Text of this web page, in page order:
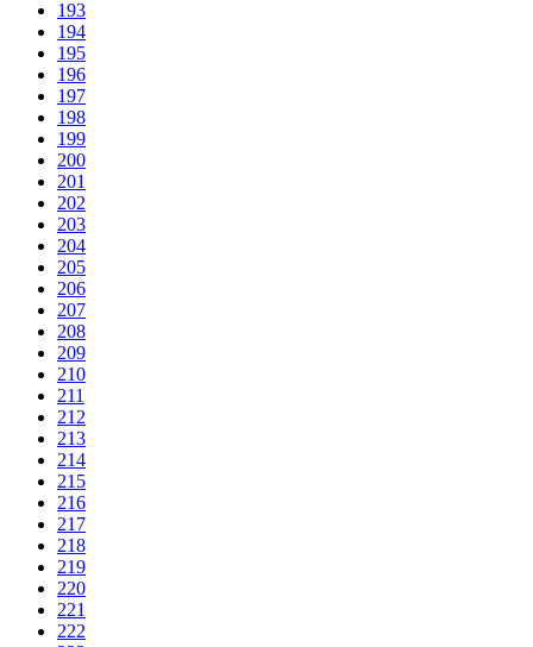
193
194
195
196
197
198
199
200
201
202
203
204
205
206
207
208
209
210
211
212
213
214
215
216
217
218
219
220
221
222